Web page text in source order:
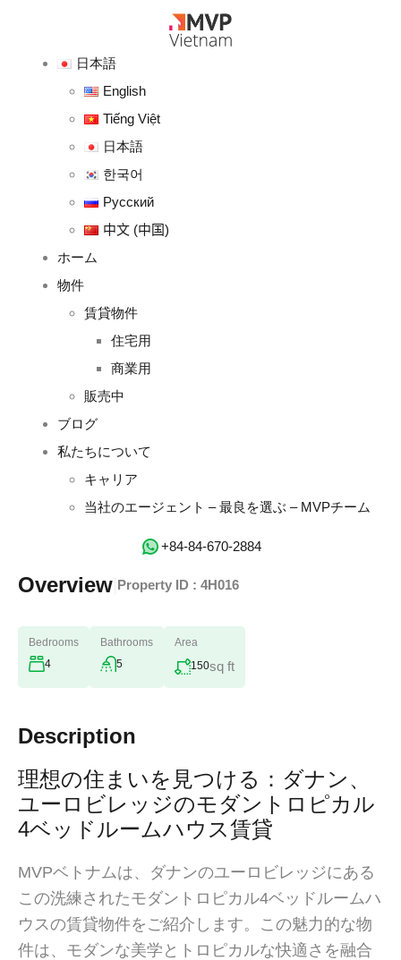
日本語
English
Tiếng Việt
日本語
한국어
Русский
中文 (中国)
ホーム
物件
賃貸物件
住宅用
商業用
販売中
ブログ
私たちについて
キャリア
当社のエージェント – 最良を選ぶ – MVPチーム
‭+84-84-670-2884‬
Overview Property ID : 4H016
Bedrooms
4
Bathrooms
5
Area
150sq ft
Description
理想の住まいを見つける：ダナン、
ユーロビレッジのモダントロピカル
4ベッドルームハウス賃貸
MVPベトナムは、ダナンのユーロビレッジにある
この洗練されたモダントロピカル4ベッドルームハ
ウスの賃貸物件をご紹介します。この魅力的な物
件は、モダンな美学とトロピカルな快適さを融合